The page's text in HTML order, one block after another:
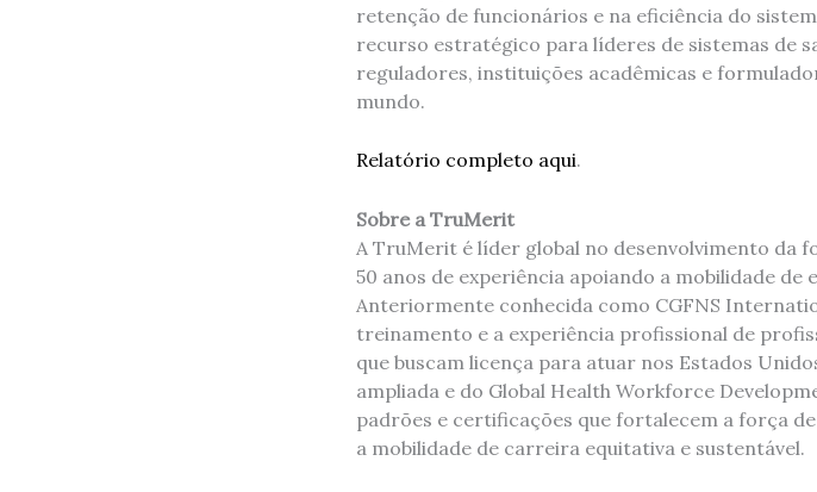
retenção de funcionários e na eficiência do
recurso estratégico para líderes de sistemas de
reguladores, instituições acadêmicas e
mundo.
Relatório completo aqui.
Sobre a TruMerit
A TruMerit é líder global no desenvolvimento da
50 anos de experiência apoiando a mobilidade
Anteriormente conhecida como CGFNS
treinamento e a experiência profissional de
que buscam licença para atuar nos Estados
ampliada e do Global Health Workforce
padrões e certificações que fortalecem a força
a mobilidade de carreira equitativa e sustentável.